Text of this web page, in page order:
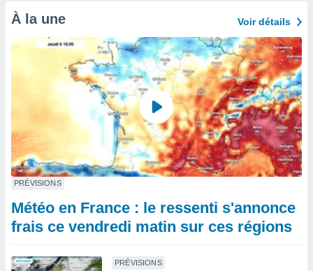
À la une Voir détails
PRÉVISIONS
Météo en France : le ressenti s'annonce
frais ce vendredi matin sur ces régions
PRÉVISIONS